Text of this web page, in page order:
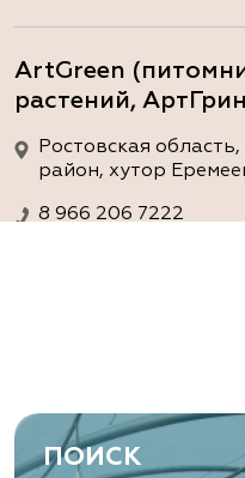
ArtGreen
растений,
Ростовская
район, хутор
8 966 206 7222
Ростовская
Левобережная ул,
ПОИСК